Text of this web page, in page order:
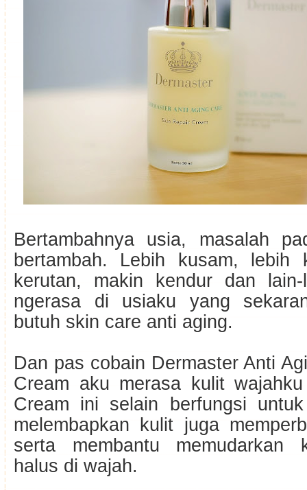
Bertambahnya usia, masalah
bertambah. Lebih kusam, lebih
kerutan, makin kendur dan
ngerasa di usiaku yang
butuh skin care anti aging.
Dan pas cobain Dermaster Anti
Cream aku merasa kulit
Cream ini selain berfungsi
melembapkan kulit juga
serta membantu memudarkan
halus di wajah.